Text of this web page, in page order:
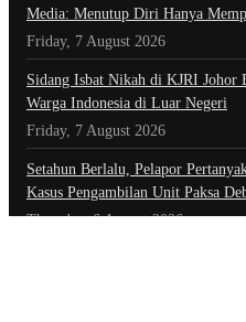
Media: Menutup Diri Hanya
Friday, 7 August 2026
Sidang Isbat Nikah di KJRI Johor
Warga Indonesia di Luar Negeri
Friday, 7 August 2026
Setahun Berlalu, Pelapor
Kasus Pengambilan Unit Paksa
Thursday, 6 August 2026